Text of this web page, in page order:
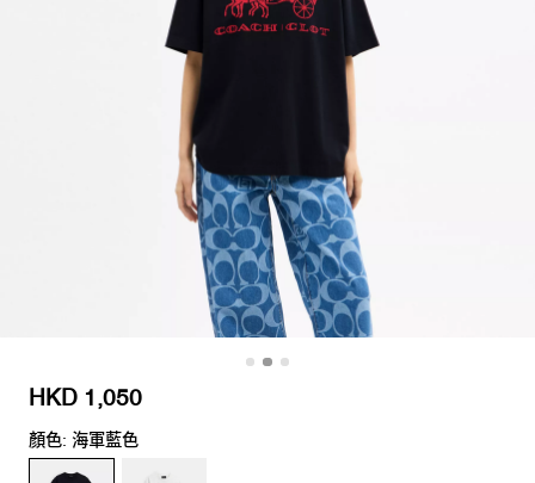
HKD 1,050
顏色: 海軍藍色